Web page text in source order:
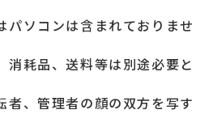
ソコンは含まれておりませ
耗品、送料等は別途必要と
、管理者の顔の双方を写す